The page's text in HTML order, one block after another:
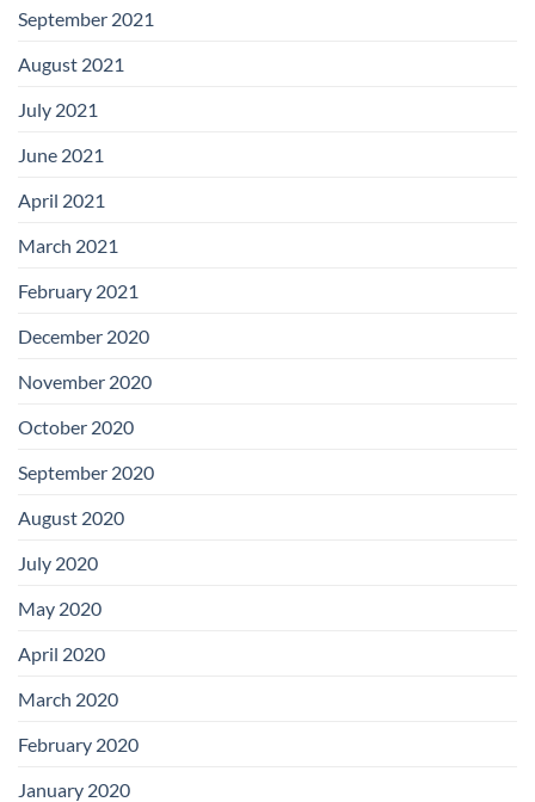
September 2021
August 2021
July 2021
June 2021
April 2021
March 2021
February 2021
December 2020
November 2020
October 2020
September 2020
August 2020
July 2020
May 2020
April 2020
March 2020
February 2020
January 2020